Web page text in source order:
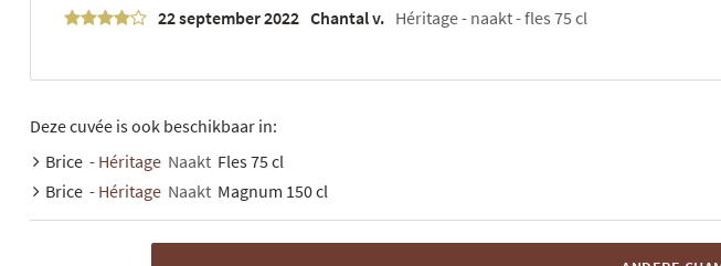
22 september 2022 Chantal v. Héritage - naakt - fles 75 cl
Deze cuvée is ook beschikbaar in:
Brice - Héritage Naakt Fles 75 cl
Brice - Héritage Naakt Magnum 150 cl